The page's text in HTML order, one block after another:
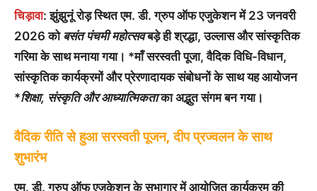
चिड़ावा: झुंझुनूं रोड़ स्थित एम. डी. ग्रुप ऑफ एजुकेशन में 23 जनवरी
2026 को बसंत पंचमी महोत्सवबड़े ही श्रद्धा, उल्लास और सांस्कृतिक
गरिमा के साथ मनाया गया। *माँ सरस्वती पूजा, वैदिक विधि-विधान,
सांस्कृतिक कार्यक्रमों और प्रेरणादायक संबोधनों के साथ यह आयोजन
*शिक्षा, संस्कृति और आध्यात्मिकताका अद्भुत संगम बन गया।
वैदिक रीति से हुआ सरस्वती पूजन, दीप प्रज्वलन के साथ
शुभारंभ
एम. डी. ग्रुप ऑफ एजुकेशन के सभागार में आयोजित कार्यक्रम की